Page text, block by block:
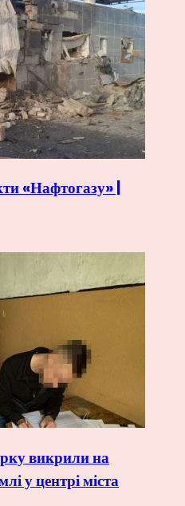
«Нафтогазу» |
викрили на
у центрі міста